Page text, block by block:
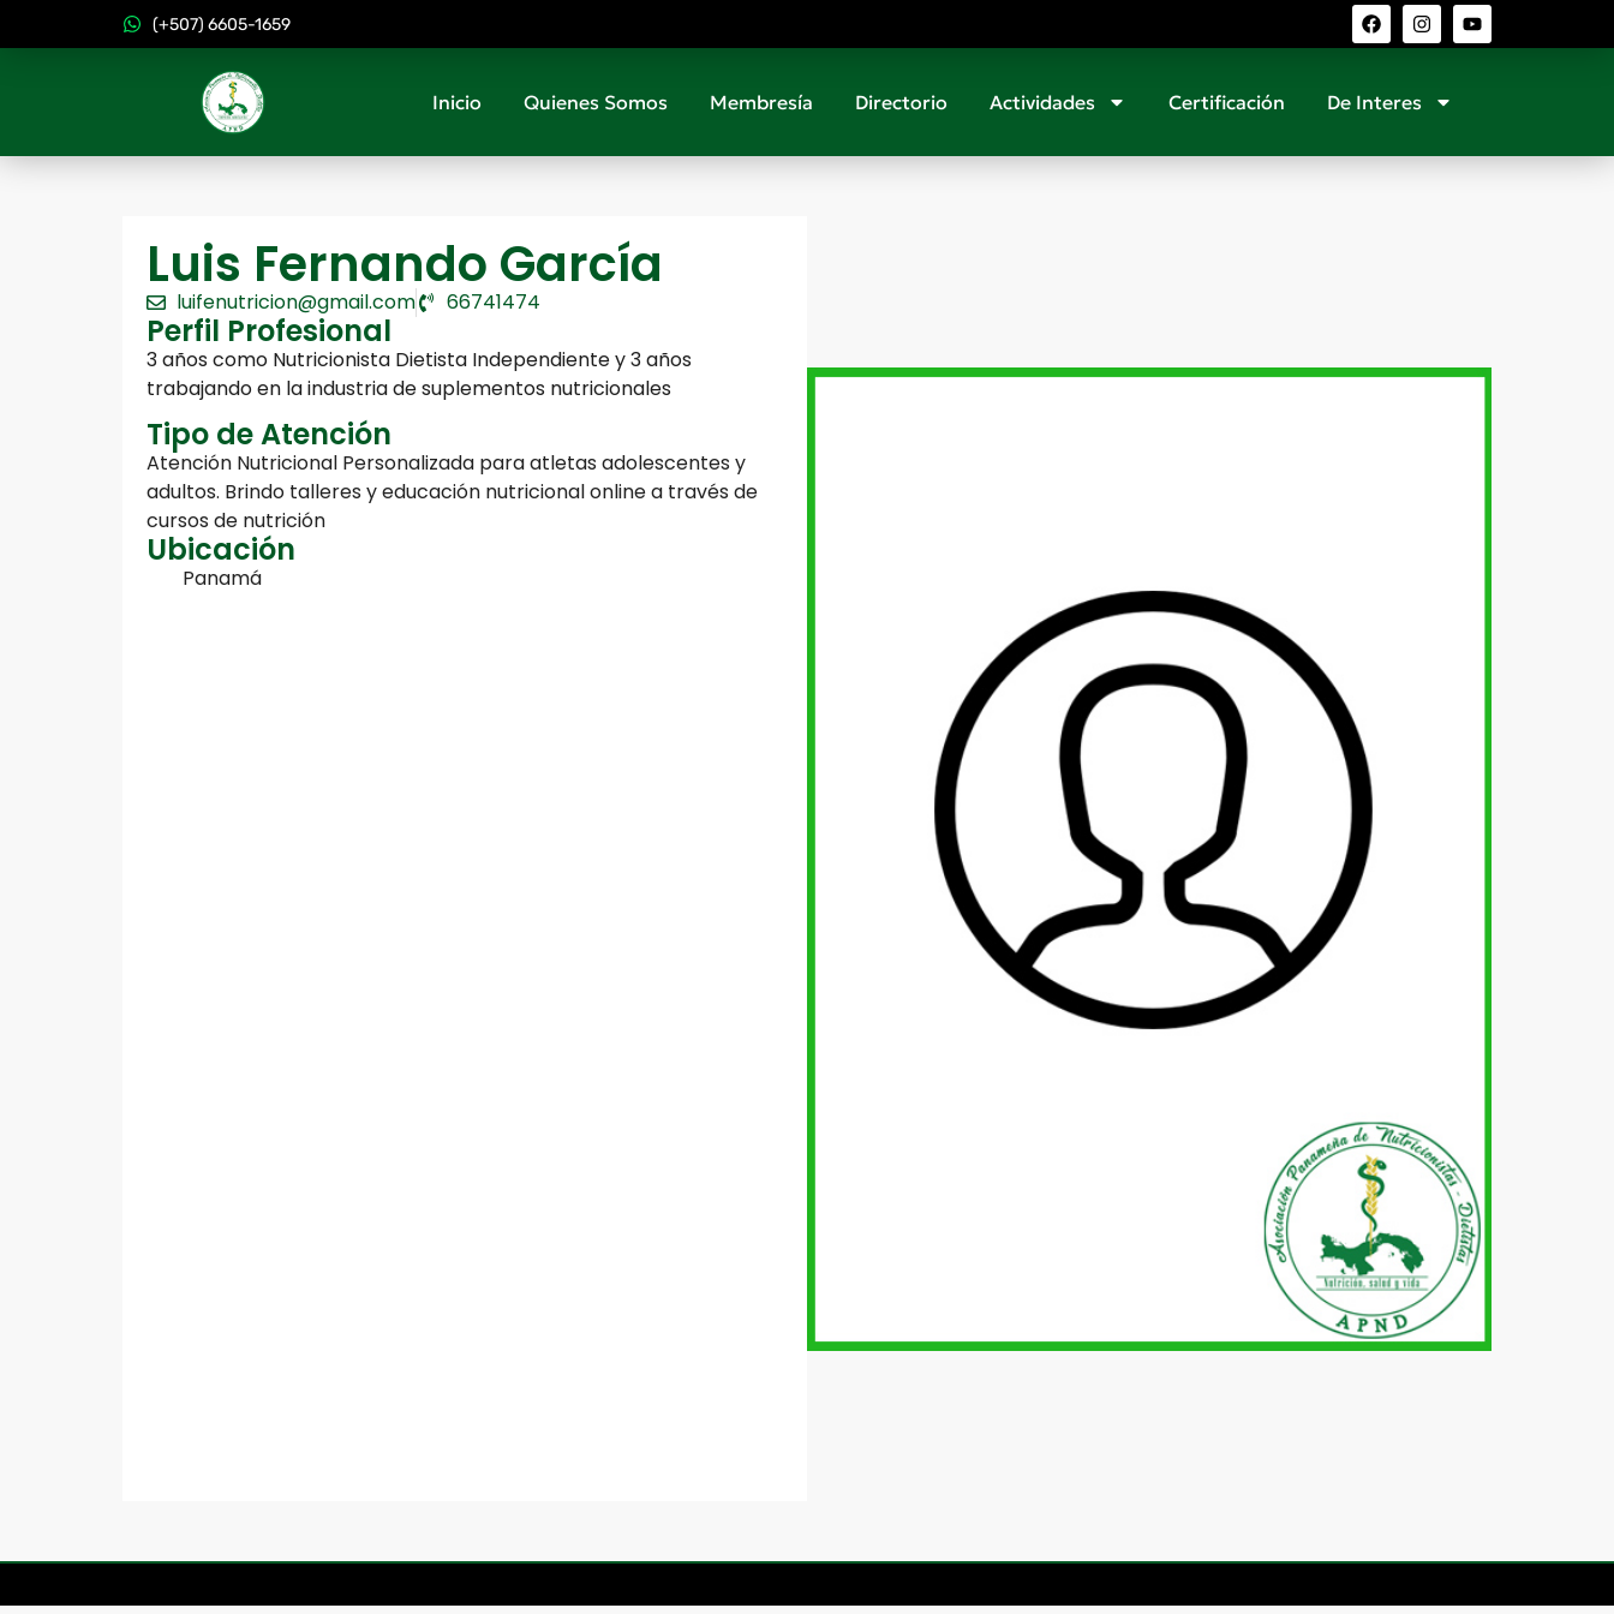
(+507) 6605-1659
Inicio Quienes Somos Membresía Directorio Actividades Certificación De Interes
Luis Fernando García
luifenutricion@gmail.com 66741474
Perfil Profesional
3 años como Nutricionista Dietista Independiente y 3 años
trabajando en la industria de suplementos nutricionales
Tipo de Atención
Atención Nutricional Personalizada para atletas adolescentes y
adultos. Brindo talleres y educación nutricional online a través de
cursos de nutrición
Ubicación
Panamá